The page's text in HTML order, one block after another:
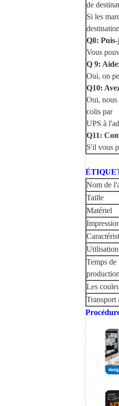
de
Si les
Q8:
Vous
Q 9:
Oui, on
Q10:
Oui, nous
colis par
UPS à
Q11:
S'il vous
Nom de
Taille
Matériel
Utilisation
Temps de
production
Les
Transport